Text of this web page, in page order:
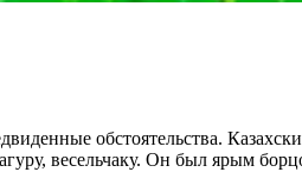
обстоятельства.
весельчаку. Он был ярым